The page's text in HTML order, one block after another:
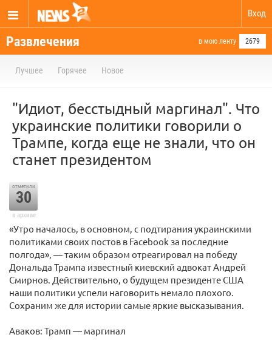
Вход
Развлечения в мою ленту 2679
Лучшее Горячее Новое
"Идиот, бесстыдный маргинал". Что
украинские политики говорили о
Трампе, когда еще не знали, что он
станет президентом
отметили
30
в архиве
«Утро началось, в основном, с подтирания украинскими
политиками своих постов в Facebook за последние
полгода», — таким образом отреагировал на победу
Дональда Трампа известный киевский адвокат Андрей
Смирнов. Действительно, о будущем президенте США
наши политики успели наговорить немало плохого.
Сохраним же для истории самые яркие высказывания.
Аваков: Трамп — маргинал